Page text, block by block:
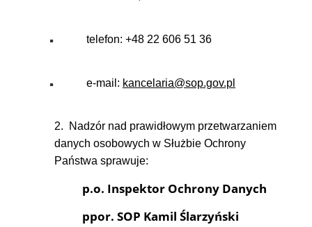
telefon: +48 22 606 51 36
e-mail: kancelaria@sop.gov.pl
2. Nadzór nad prawidłowym przetwarzaniem
danych osobowych w Służbie Ochrony
Państwa sprawuje:
p.o. Inspektor Ochrony Danych
ppor. SOP Kamil Ślarzyński